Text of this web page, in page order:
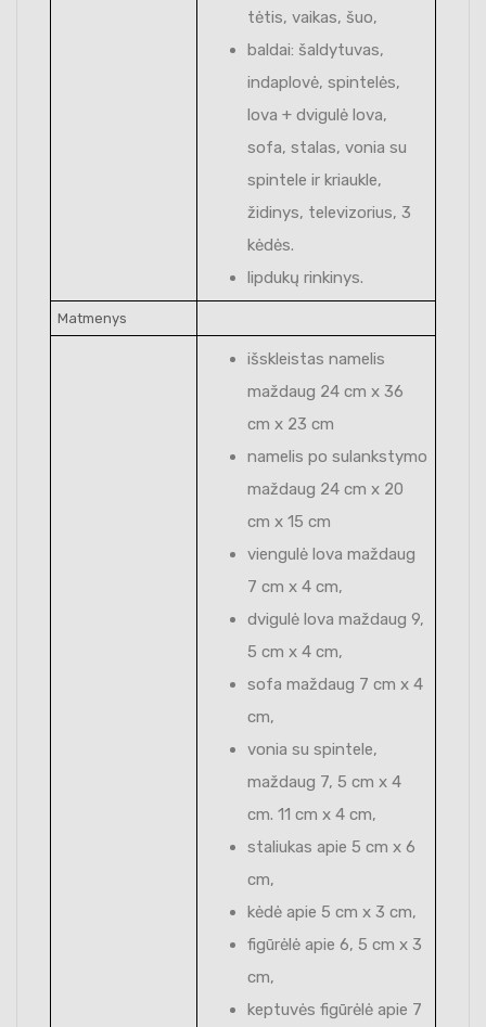
tėtis, vaikas, šuo,
baldai: šaldytuvas,
indaplovė, spintelės,
lova + dvigulė lova,
sofa, stalas, vonia su
spintele ir kriaukle,
židinys, televizorius, 3
kėdės.
lipdukų rinkinys.
Matmenys
išskleistas namelis
maždaug 24 cm x 36
cm x 23 cm
namelis po sulankstymo
maždaug 24 cm x 20
cm x 15 cm
viengulė lova maždaug
7 cm x 4 cm,
dvigulė lova maždaug 9,
5 cm x 4 cm,
sofa maždaug 7 cm x 4
cm,
vonia su spintele,
maždaug 7, 5 cm x 4
cm. 11 cm x 4 cm,
staliukas apie 5 cm x 6
cm,
kėdė apie 5 cm x 3 cm,
figūrėlė apie 6, 5 cm x 3
cm,
keptuvės figūrėlė apie 7